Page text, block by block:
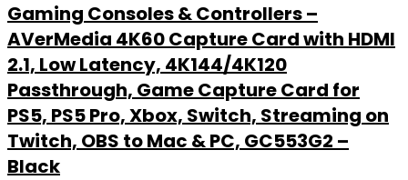
Gaming Consoles & Controllers –
AVerMedia 4K60 Capture Card with HDMI
2.1, Low Latency, 4K144/4K120
Passthrough, Game Capture Card for
PS5, PS5 Pro, Xbox, Switch, Streaming on
Twitch, OBS to Mac & PC, GC553G2 –
Black